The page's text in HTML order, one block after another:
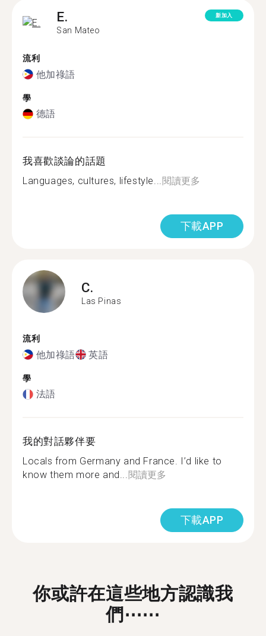
E.
San Mateo
新加入
流利
他加祿語
學
德語
我喜歡談論的話題
Languages, cultures, lifestyle...閱讀更多
下載APP
C.
Las Pinas
流利
他加祿語 英語
學
法語
我的對話夥伴要
Locals from Germany and France. I’d like to
know them more and...閱讀更多
下載APP
你或許在這些地方認識我
們⋯⋯